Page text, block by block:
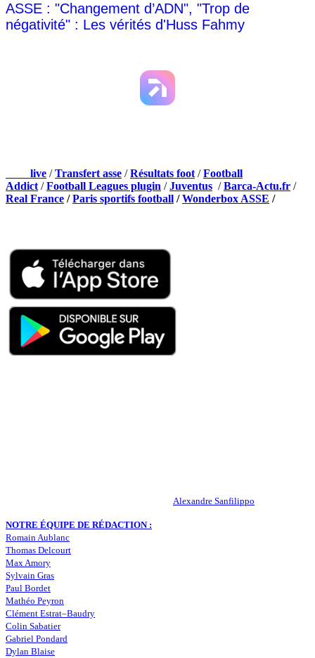
ASSE : "Changement d’ADN", "Trop de
négativité" : Les vérités d'Huss Fahmy
live /Transfert asse /Résultats foot /Football
Addict /Football Leagues plugin /Juventus /Barca-Actu.fr /
Real France /Paris sportifs football /Wonderbox ASSE /
Alexandre Sanfilippo
NOTRE ÉQUIPE DE RÉDACTION :
Romain Aublanc
Thomas Delcourt
Max Amory
Sylvain Gras
Paul Bordet
Mathéo Peyron
Clément Estrat–Baudry
Colin Sabatier
Gabriel Pondard
Dylan Blaise